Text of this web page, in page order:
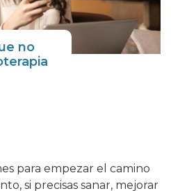
no
para empezar el camino
si precisas sanar, mejorar